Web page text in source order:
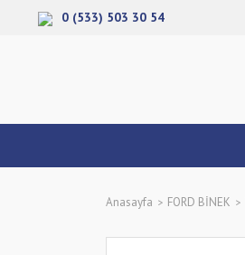
0 (533) 503 30 54
Anasayfa FORD BİNEK